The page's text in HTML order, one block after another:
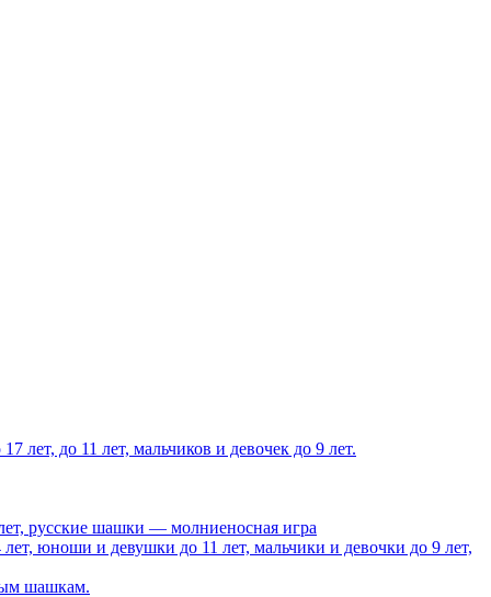
до 11 лет, мальчиков и девочек до 9 лет.
русские шашки — молниеносная игра
юноши и девушки до 11 лет, мальчики и девочки до 9 лет,
шашкам.